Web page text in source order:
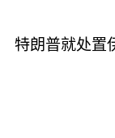
特朗普就处置